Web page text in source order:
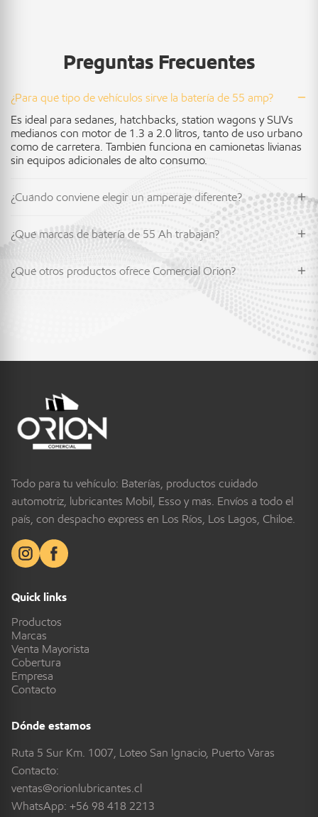
Preguntas Frecuentes
¿Para qué tipo de vehículos sirve la batería de 55 amp?
Es ideal para sedanes, hatchbacks, station wagons y SUVs
medianos con motor de 1.3 a 2.0 litros, tanto de uso urbano
como de carretera. También funciona en camionetas livianas
sin equipos adicionales de alto consumo.
¿Cuándo conviene elegir un amperaje diferente?
¿Qué marcas de batería de 55 Ah trabajan?
¿Qué otros productos ofrece Comercial Orión?
Todo para tu vehículo: Baterías, productos cuidado
automotriz, lubricantes Mobil, Esso y más. Envíos a todo el
país, con despacho express en Los Ríos, Los Lagos, Chiloé.
Quick links
Productos
Marcas
Venta Mayorista
Cobertura
Empresa
Contacto
Dónde estamos
Ruta 5 Sur Km. 1007, Loteo San Ignacio, Puerto Varas
Contacto:
ventas@orionlubricantes.cl
WhatsApp: +56 98 418 2213